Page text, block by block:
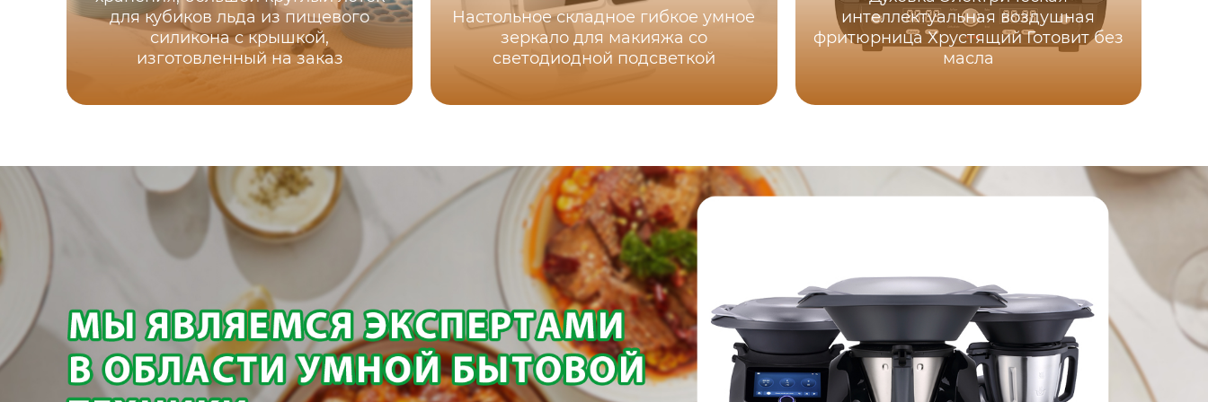
для кубиков льда из пищевого
силикона с крышкой,
изготовленный на заказ
Настольное складное гибкое умное
зеркало для макияжа со
светодиодной подсветкой
интеллектуальная воздушная
фритюрница Хрустящий Готовит без
масла